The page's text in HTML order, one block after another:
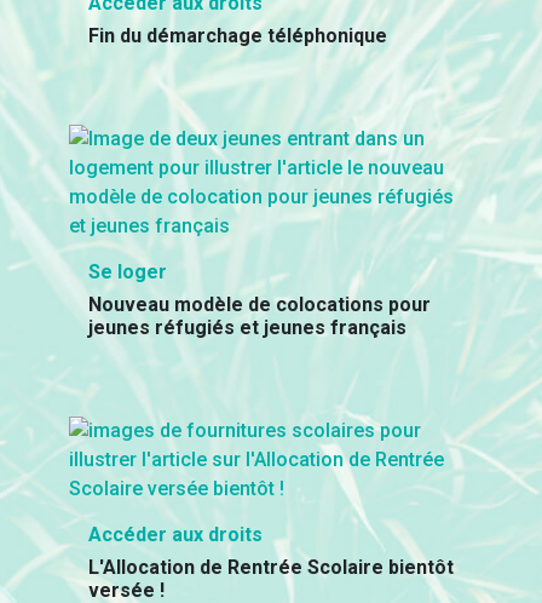
Fin du démarchage téléphonique
Se loger
Nouveau modèle de colocations pour
jeunes réfugiés et jeunes français
Accéder aux droits
L'Allocation de Rentrée Scolaire bientôt
versée !